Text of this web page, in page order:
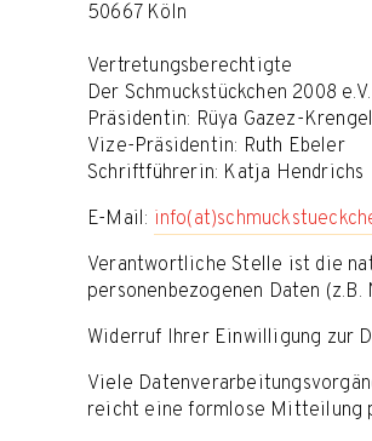
50667 Köln
Vertretungsberechtigte
Der Schmuckstückchen 2008
Präsidentin: Rüya Gazez-Krengel
Vize-Präsidentin: Ruth Ebeler
Schriftführerin: Katja Hendrichs
E-Mail:
Verantwortliche Stelle ist die
personenbezogenen Daten
Widerruf Ihrer Einwilligung zur
Viele
reicht eine formlose Mitteilung